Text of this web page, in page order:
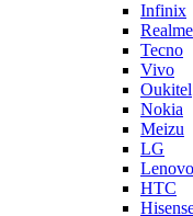
Infinix
Realme
Tecno
Vivo
Oukitel
Nokia
Meizu
LG
Lenovo
HTC